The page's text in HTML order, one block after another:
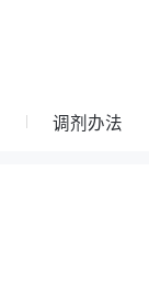
调剂办法